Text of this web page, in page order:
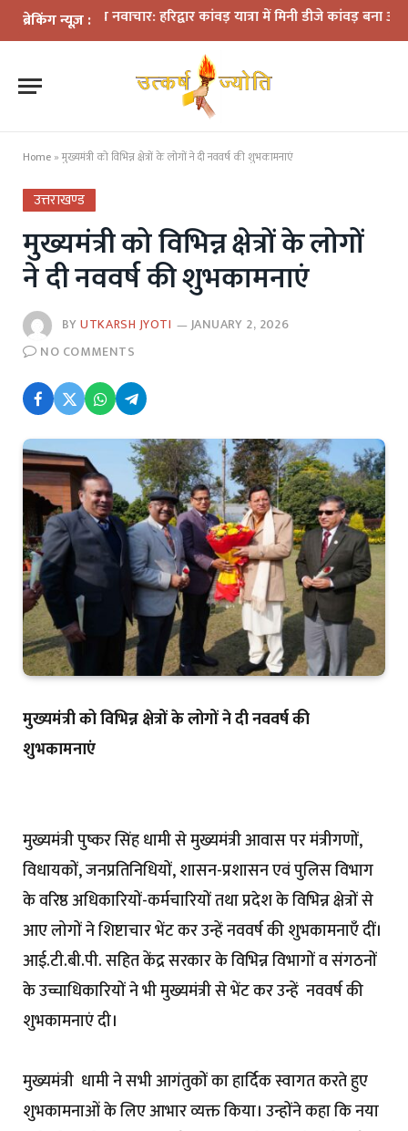
ब्रेकिंग न्यूज़ :
नवाचार: हरिद्वार कांवड़ यात्रा में मिनी डीजे कांवड़ बना आकर्षण धराली
Home »मुख्यमंत्री को विभिन्न क्षेत्रों के लोगों ने दी नववर्ष की शुभकामनाएं
उत्तराखण्ड
मुख्यमंत्री को विभिन्न क्षेत्रों के लोगों
ने दी नववर्ष की शुभकामनाएं
BYUTKARSH JYOTI
JANUARY 2, 2026
NO COMMENTS
मुख्यमंत्री को विभिन्न क्षेत्रों के लोगों ने दी नववर्ष की
शुभकामनाएं
मुख्यमंत्री पुष्कर सिंह धामी से मुख्यमंत्री आवास पर मंत्रीगणों,
विधायकों, जनप्रतिनिधियों, शासन-प्रशासन एवं पुलिस विभाग
के वरिष्ठ अधिकारियों-कर्मचारियों तथा प्रदेश के विभिन्न क्षेत्रों से
आए लोगों ने शिष्टाचार भेंट कर उन्हें नववर्ष की शुभकामनाएँ दीं।
आई.टी.बी.पी. सहित केंद्र सरकार के विभिन्न विभागों व संगठनों
के उच्चाधिकारियों ने भी मुख्यमंत्री से भेंट कर उन्हें नववर्ष की
शुभकामनाएं दी।
मुख्यमंत्री धामी ने सभी आगंतुकों का हार्दिक स्वागत करते हुए
शुभकामनाओं के लिए आभार व्यक्त किया। उन्होंने कहा कि नया